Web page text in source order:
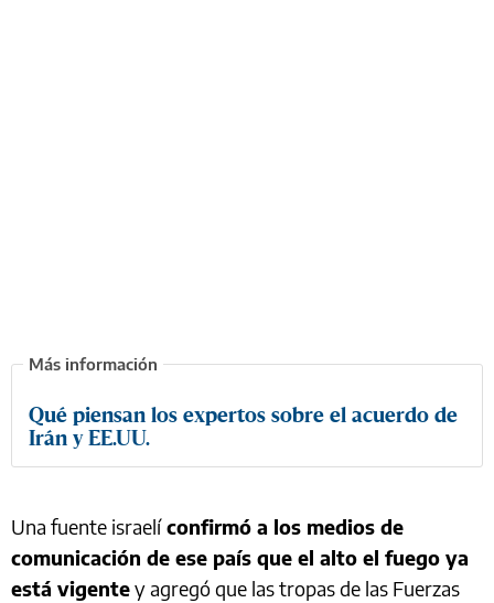
Qué piensan los expertos sobre el acuerdo de
Irán y EE.UU.
Una fuente israelíconfirmó a los medios de
comunicación de ese país que el alto el fuego ya
está vigentey agregó que las tropas de las Fuerzas